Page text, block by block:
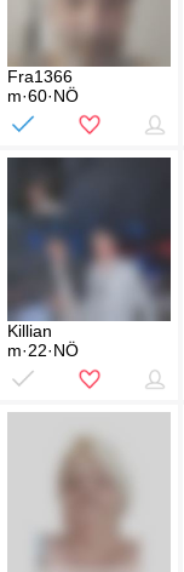
Fra1366
m·60·NÖ
Killian
m·22·NÖ